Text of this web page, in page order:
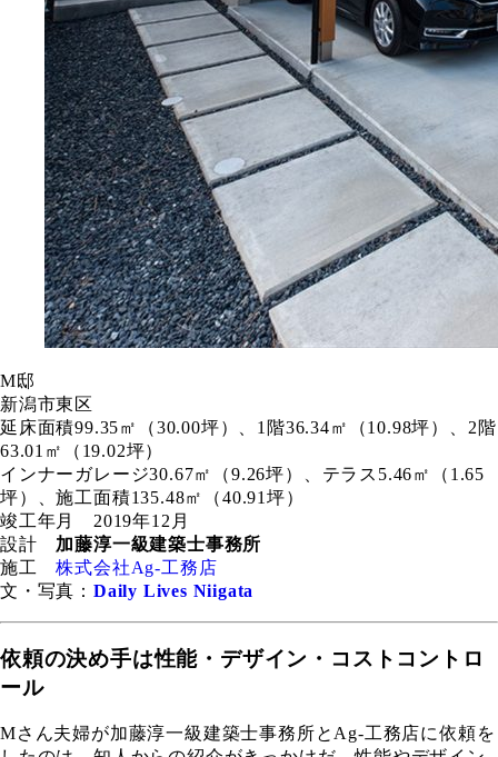
M邸
新潟市東区
延床面積99.35㎡（30.00坪）、1階36.34㎡（10.98坪）、2階
63.01㎡（19.02坪）
インナーガレージ30.67㎡（9.26坪）、テラス5.46㎡（1.65
坪）、施工面積135.48㎡（40.91坪）
竣工年月 2019年12月
設計 加藤淳一級建築士事務所
施工株式会社Ag-工務店
文・写真： Daily Lives Niigata
依頼の決め手は性能・デザイン・コストコントロ
ール
Mさん夫婦が加藤淳一級建築士事務所とAg-工務店に依頼を